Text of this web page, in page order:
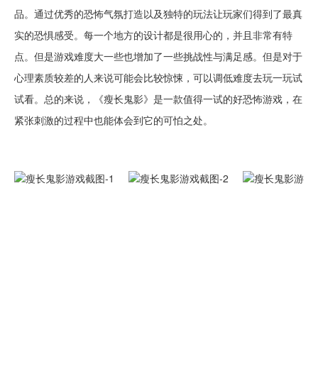
品。通过优秀的恐怖气氛打造以及独特的玩法让玩家们得到了最真
实的恐惧感受。每一个地方的设计都是很用心的，并且非常有特
点。但是游戏难度大一些也增加了一些挑战性与满足感。但是对于
心理素质较差的人来说可能会比较惊悚，可以调低难度去玩一玩试
试看。总的来说，《瘦长鬼影》是一款值得一试的好恐怖游戏，在
紧张刺激的过程中也能体会到它的可怕之处。